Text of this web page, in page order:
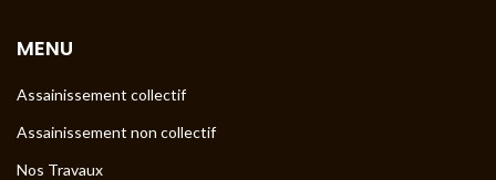
MENU
Assainissement collectif
Assainissement non collectif
Nos Travaux